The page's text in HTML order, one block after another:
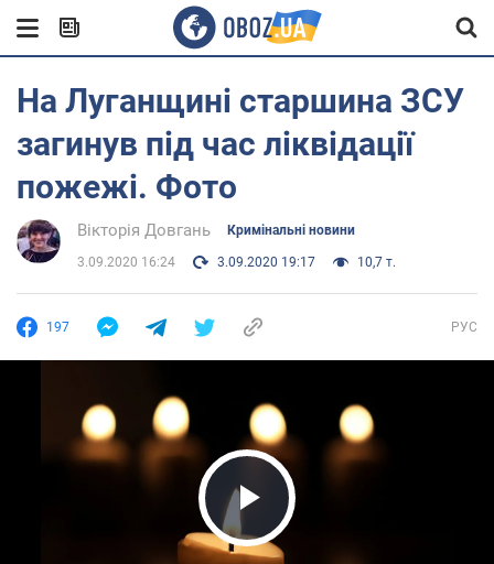
На Луганщині старшина ЗСУ
загинув під час ліквідації
пожежі. Фото
Вікторія Довгань Кримінальні новини
3.09.2020 16:24 3.09.2020 19:17 10,7 т.
197 РУС
Play Video